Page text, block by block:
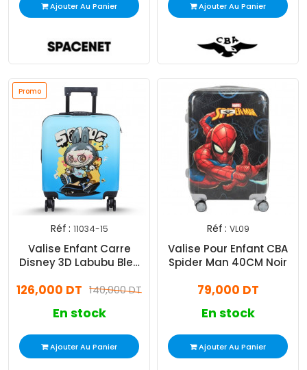
Ajouter Au Panier Ajouter Au Panier
Promo
Réf : 11034-15
Valise Enfant Carre
Disney 3D Labubu Bleu
140,000 DT
126,000 DT
En stock
Ajouter Au Panier
Réf : VL09
Valise Pour Enfant CBA
Spider Man 40CM Noir
79,000 DT
En stock
Ajouter Au Panier